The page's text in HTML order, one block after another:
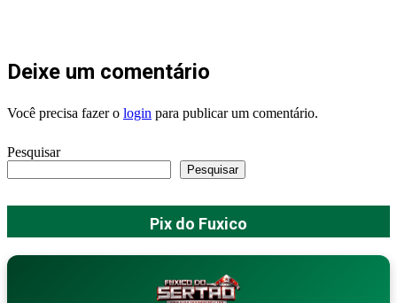
Deixe um comentário
Você precisa fazer o login para publicar um comentário.
Pesquisar
Pesquisar
Pix do Fuxico